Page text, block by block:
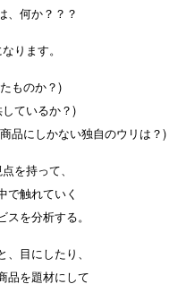
、何か？？？
ります。
ものか？)
ているか？)
品にしかない独自のウリは？)
を持って、
で触れていく
スを分析する。
目にしたり、
品を題材にして